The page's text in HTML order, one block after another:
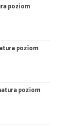
poziom
poziom
poziom